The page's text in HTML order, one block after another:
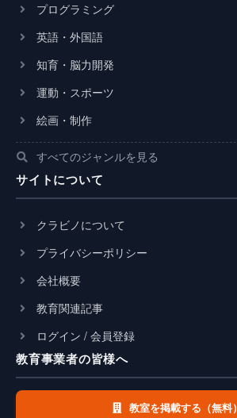
プログラミング
英語・外国語
知育・脳力開発
運動・スポーツ
絵画・制作
すべてのジャンルを見る
サイトについて
クラビノについて
プライバシーポリシー
会社概要
教育関連記事
ログイン / 会員登録
教育事業者の皆様へ
教室を掲載する（無料）